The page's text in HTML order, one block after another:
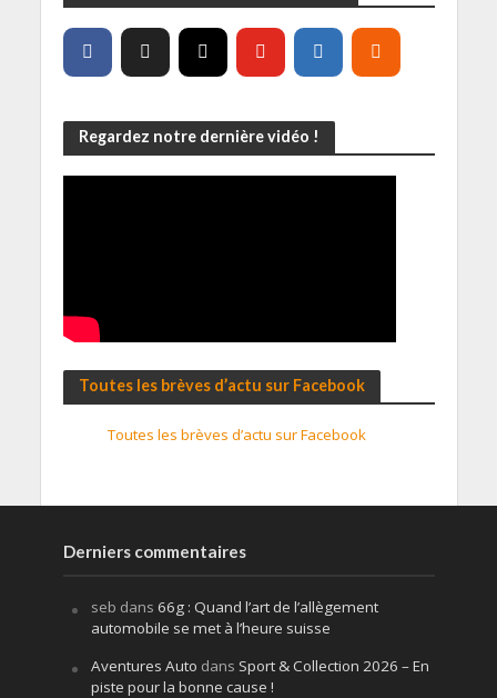
Regardez notre dernière vidéo !
Toutes les brèves d’actu sur Facebook
Toutes les brèves d’actu sur Facebook
Derniers commentaires
seb dans 66g : Quand l’art de l’allègement
automobile se met à l’heure suisse
Aventures Auto dans Sport & Collection 2026 – En
piste pour la bonne cause !